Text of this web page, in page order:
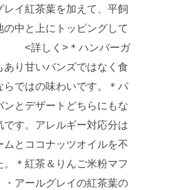
イ紅茶葉を加えて、平飼
中と上にトッピングして
<詳しく> ＊ハンバーガ
り甘いバンズではなく食
ではの味わいです。
＊パ
ンとデザートどちらにもな
す。 アレルギー対応分は
とココナッツオイルを不
＊紅茶＆りんご米粉マフ
・アールグレイの紅茶葉の